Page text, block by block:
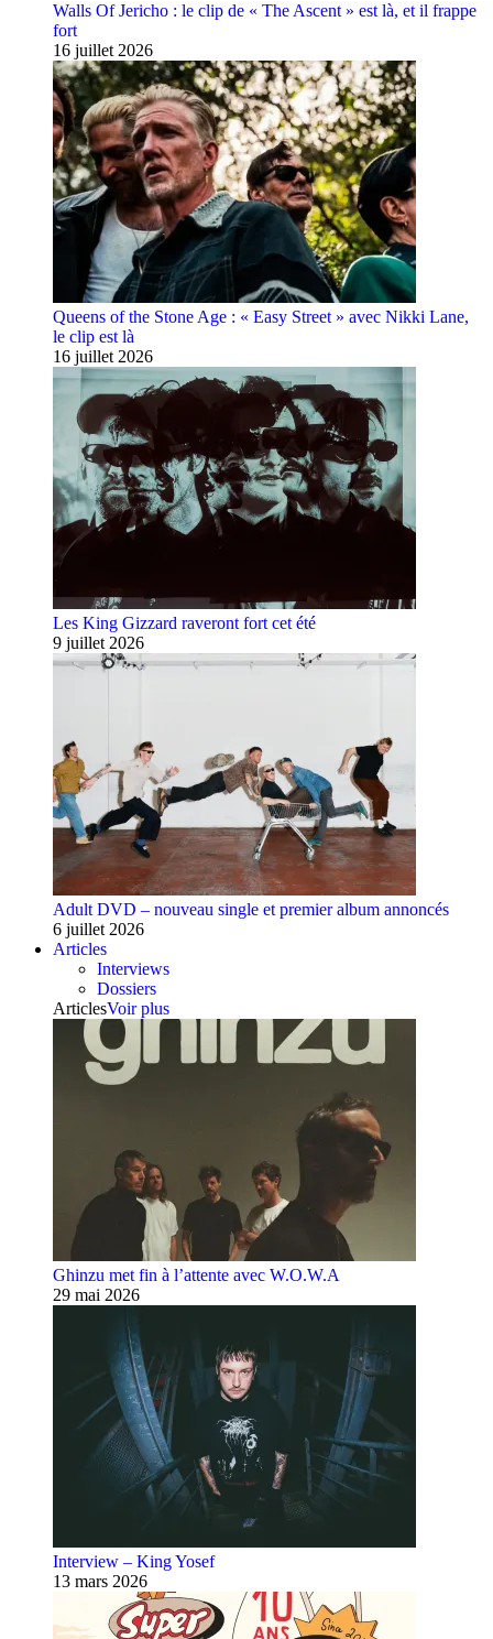
Walls Of Jericho : le clip de « The Ascent » est là, et il frappe
fort
16 juillet 2026
Queens of the Stone Age : « Easy Street » avec Nikki Lane,
le clip est là
16 juillet 2026
Les King Gizzard raveront fort cet été
9 juillet 2026
Adult DVD – nouveau single et premier album annoncés
6 juillet 2026
Articles
Interviews
Dossiers
ArticlesVoir plus
Ghinzu met fin à l’attente avec W.O.W.A
29 mai 2026
Interview – King Yosef
13 mars 2026